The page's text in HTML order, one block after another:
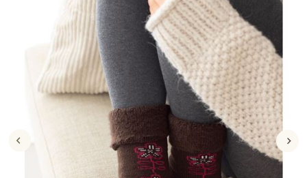
ジュニア・ティーンズ下着
メンズファッション
メンズ下着
家電・雑貨すべて
キッチン・雑貨・日用品
寝具・インテリア・家具
寝具・インテリア・家具通販すべて
家具・収納
カーテン・ラグ・ファブリック
美容・健康
美容・健康通販すべて
美容・健康・サプリメント
制服・スクール
制服・スクールすべて
大きいサイズ通販すべて
ジュニア・ティーンズ下着
キッチン・雑貨・日用品
家具・収納
寝具・ベッド
カーテン・ラグ・ファブリック
美容・健康通販すべて
美容・健康・サプリメント
制服・スクール
制服・スクールすべて
ジュニア・ティーンズ下着
大きいサイズ
大きいサイズ通販すべて
大きいサイズ レディース服